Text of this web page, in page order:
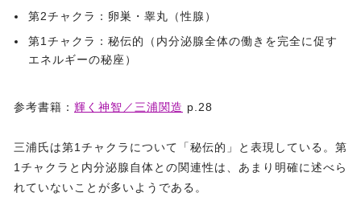
第2チャクラ：卵巣・睾丸（性腺）
第1チャクラ：秘伝的（内分泌腺全体の働きを完全に促す
エネルギーの秘座）
参考書籍： 輝く神智／三浦関造 p.28
三浦氏は第1チャクラについて「秘伝的」と表現している。第
1チャクラと内分泌腺自体との関連性は、あまり明確に述べら
れていないことが多いようである。